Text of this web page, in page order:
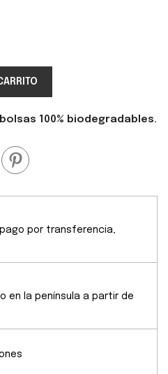
100% biodegradables.
por transferencia,
en la península a partir de